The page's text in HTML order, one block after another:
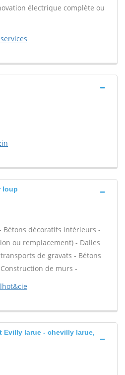
électrique complète ou
loup
Bétons décoratifs intérieurs -
ou remplacement) - Dalles
de gravats - Bétons
de murs -
Evilly larue - chevilly larue,